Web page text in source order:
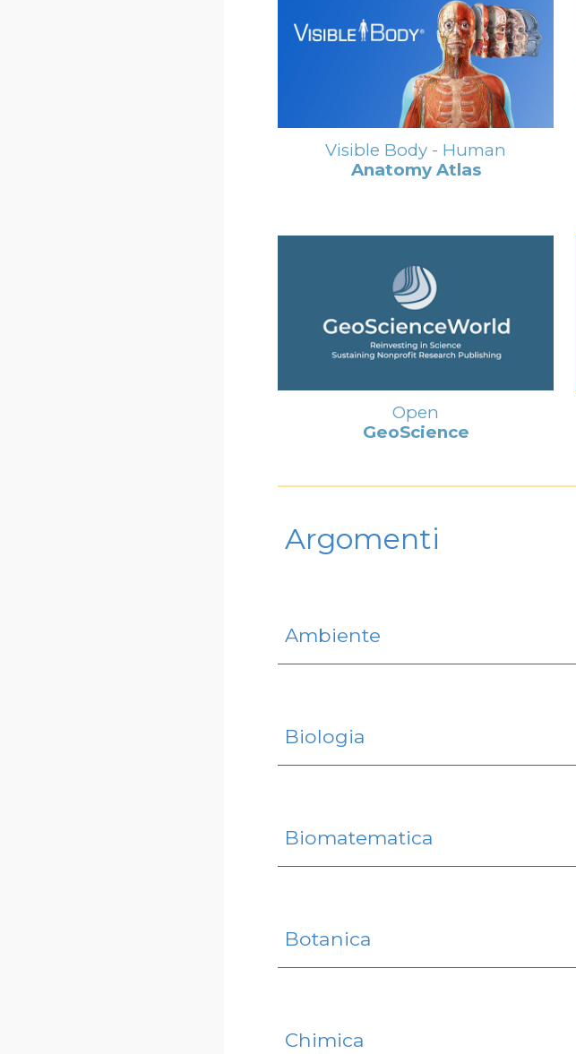
Visible Body - Human
Anatomy Atlas
Open
GeoScience
Argomenti
Ambiente
Biologia
Biomatematica
Botanica
Chimica